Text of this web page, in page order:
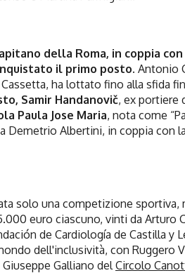
della Roma, in coppia
il primo posto. Antonio
ha lottato fino alla sfida
Samir Handanovič, ex portiere
Paula Jose Maria, nota come
Demetrio Albertini, in coppia con
solo una competizione sportiva,
euro ciascuno, vinti da Arturo
de Cardiología de Castilla y
dell'inclusività, con Ruggero
Galliano delCircolo